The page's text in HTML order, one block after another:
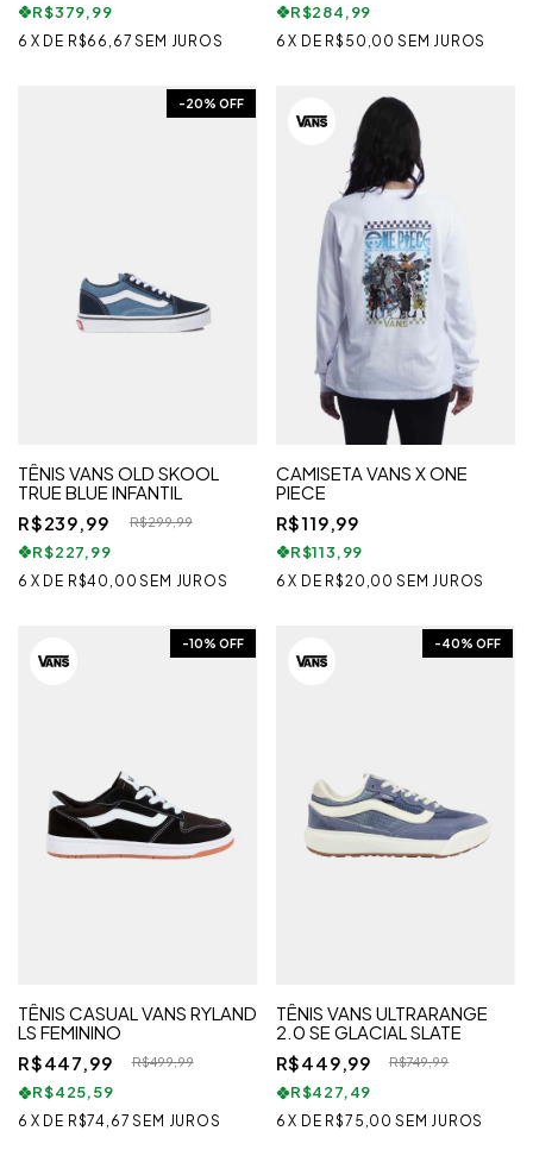
R$379,99
6 X DE R$66,67 SEM JUROS
R$284,99
6 X DE R$50,00 SEM JUROS
-20% OFF
TÊNIS VANS OLD SKOOL
TRUE BLUE INFANTIL
R$239,99
R$299,99
R$227,99
6 X DE R$40,00 SEM JUROS
CAMISETA VANS X ONE
PIECE
R$119,99
R$113,99
6 X DE R$20,00 SEM JUROS
-10% OFF
TÊNIS CASUAL VANS RYLAND
LS FEMININO
R$447,99
R$499,99
R$425,59
6 X DE R$74,67 SEM JUROS
-40% OFF
TÊNIS VANS ULTRARANGE
2.0 SE GLACIAL SLATE
R$449,99
R$749,99
R$427,49
6 X DE R$75,00 SEM JUROS